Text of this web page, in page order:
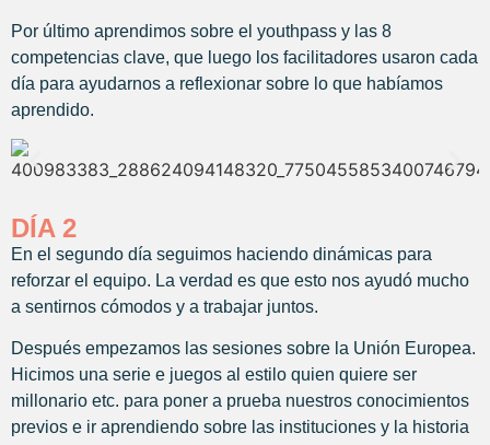
Por último aprendimos sobre el youthpass y las 8
competencias clave, que luego los facilitadores usaron cada
día para ayudarnos a reflexionar sobre lo que habíamos
aprendido.
DÍA 2
En el segundo día seguimos haciendo dinámicas para
reforzar el equipo. La verdad es que esto nos ayudó mucho
a sentirnos cómodos y a trabajar juntos.
Después empezamos las sesiones sobre la Unión Europea.
Hicimos una serie e juegos al estilo quien quiere ser
millonario etc. para poner a prueba nuestros conocimientos
previos e ir aprendiendo sobre las instituciones y la historia